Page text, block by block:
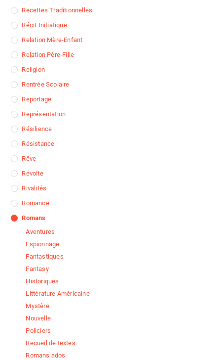
Recettes Traditionnelles
Récit Initiatique
Relation Mère-Enfant
Relation Père-Fille
Religion
Rentrée Scolaire
Reportage
Représentation
Résilience
Résistance
Rêve
Révolte
Rivalités
Romance
Romans
Aventures
Espionnage
Fantastiques
Fantasy
Historiques
Littérature Américaine
Mystère
Nouvelle
Policiers
Recueil de textes
Romans ados